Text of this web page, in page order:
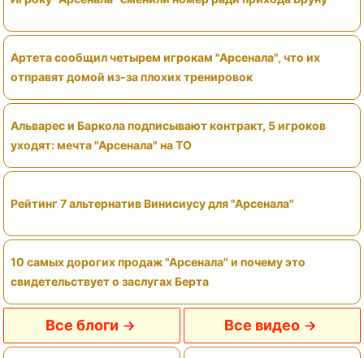
Артета сообщил четырем игрокам "Арсенала", что их
отправят домой из-за плохих тренировок
Альварес и Баркола подписывают контракт, 5 игроков
уходят: мечта "Арсенала" на ТО
Рейтинг 7 альтернатив Винисиусу для "Арсенала"
10 самых дорогих продаж "Арсенала" и почему это
свидетельствует о заслугах Берта
Все блоги Все видео